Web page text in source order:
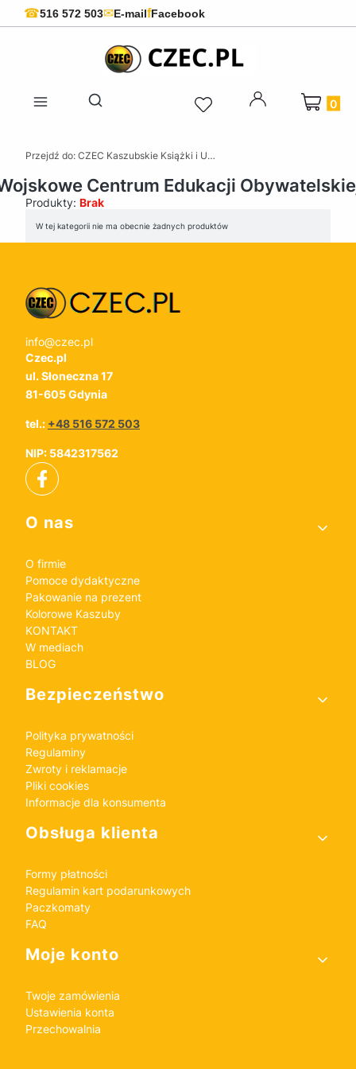
☎516 572 503✉E-mailfFacebook
Otwórz wyszukiwarkę
Produkty
Przejdź do: CZEC Kaszubskie Książki i Upominki - Pamiątki z Kaszub
Centrum Edukacji
Produkty: Brak
Lista produktów
W tej kategorii nie ma obecnie żadnych produktów
info@czec.pl
Czec.pl
ul. Słoneczna 17
81-605 Gdynia
tel.: +48 516 572 503
NIP: 5842317562
Linki w stopce
O nas
O firmie
Pomoce dydaktyczne
Pakowanie na prezent
Kolorowe Kaszuby
KONTAKT
W mediach
BLOG
Bezpieczeństwo
Polityka prywatności
Regulaminy
Zwroty i reklamacje
Pliki cookies
Informacje dla konsumenta
Obsługa klienta
Formy płatności
Regulamin kart podarunkowych
Paczkomaty
FAQ
Moje konto
Twoje zamówienia
Ustawienia konta
Przechowalnia